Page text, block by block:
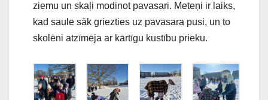
ziemu un skaļi modinot pavasari. Meteņi ir laiks,
kad saule sāk griezties uz pavasara pusi, un to
skolēni atzīmēja ar kārtīgu kustību prieku.